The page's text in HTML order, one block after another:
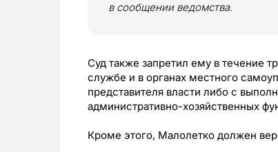
в сообщении ведомства.
Суд также запретил ему в течение
службе и в органах местного
представителя власти либо с
административно-хозяйственных
Кроме этого, Малолетко должен